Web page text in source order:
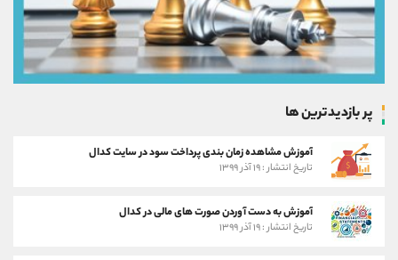
پر بازدیدترین ها
آموزش مشاهده زمان بندی پرداخت سود در سایت کدال
تاریخ انتشار : ۱۹ آذر ۱۳۹۹
آموزش به دست آوردن صورت های مالی در کدال
تاریخ انتشار : ۱۹ آذر ۱۳۹۹